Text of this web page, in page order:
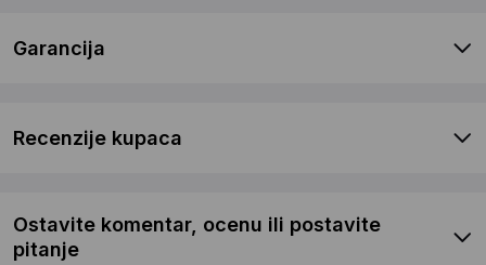
Garancija
Recenzije kupaca
Ostavite komentar, ocenu ili postavite
pitanje